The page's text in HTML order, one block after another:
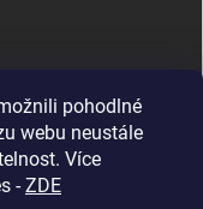
pohodlné
webu neustále
Více
-ZDE